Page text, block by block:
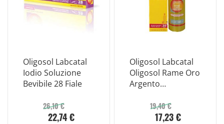
Oligosol Labcatal
Iodio Soluzione
Bevibile 28 Fiale
26,10 €
22,74 €
Oligosol Labcatal
Oligosol Rame Oro
Argento
Gocce 60ml
19,40 €
17,23 €